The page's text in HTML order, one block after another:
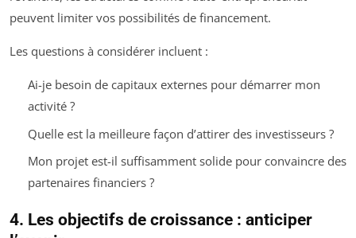
peuvent limiter vos possibilités de financement.
Les questions à considérer incluent :
Ai-je besoin de capitaux externes pour démarrer mon
activité ?
Quelle est la meilleure façon d’attirer des investisseurs ?
Mon projet est-il suffisamment solide pour convaincre des
partenaires financiers ?
4. Les objectifs de croissance : anticiper